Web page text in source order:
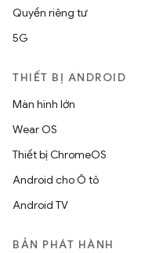
Quyền riêng tư
5G
THIẾT BỊ ANDROID
Màn hình lớn
Wear OS
Thiết bị ChromeOS
Android cho Ô tô
Android TV
BẢN PHÁT HÀNH